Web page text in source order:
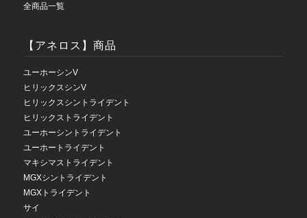
全商品一覧
【アネロス】商品
ユーホーシンV
ヒリックスシンV
ヒリックスシントライデント
ヒリックストライデント
ユーホーシントライデント
ユーホートライデント
マキシマストライデント
MGXシントライデント
MGXトライデント
サイ